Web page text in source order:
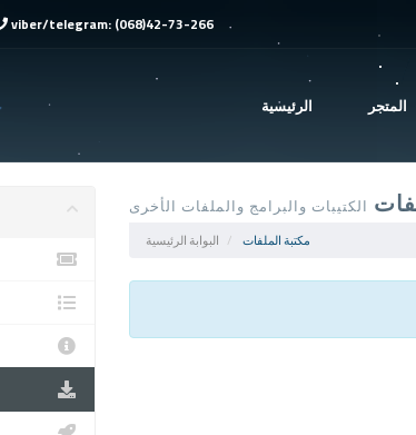
viber/telegram: (068)42-73-266
الرئيسية
الكتيبات والبرامج والملفات الأخرى
البوابة الرئيسية مكتبة الملفات